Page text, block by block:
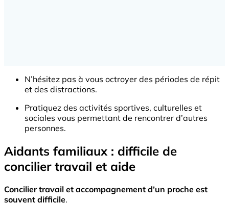
N’hésitez pas à vous octroyer des périodes de répit
et des distractions.
Pratiquez des activités sportives, culturelles et
sociales vous permettant de rencontrer d’autres
personnes.
Aidants familiaux : difficile de
concilier travail et aide
Concilier travail et accompagnement d’un proche est
souvent difficile.